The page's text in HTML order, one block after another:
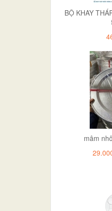
BỘ KHAY
mâm